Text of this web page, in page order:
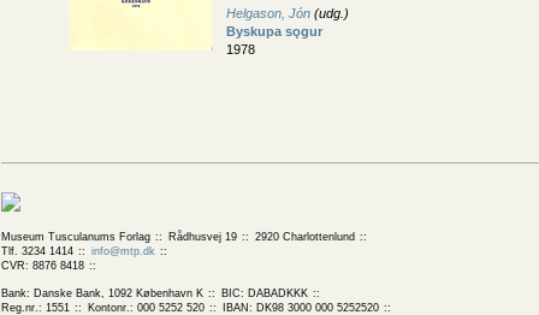
Helgason, Jón (udg.)
Byskupa sǫgur
1978
Museum Tusculanums Forlag Rådhusvej 19
2920 Charlottenlund
Tlf. 3234 1414
info@mtp.dk
CVR: 8876 8418
Bank: Danske Bank, 1092 København K
BIC: DABADKKK
Reg.nr.: 1551
Kontonr.: 000 5252 520 IBAN: DK98 3000 000 5252520